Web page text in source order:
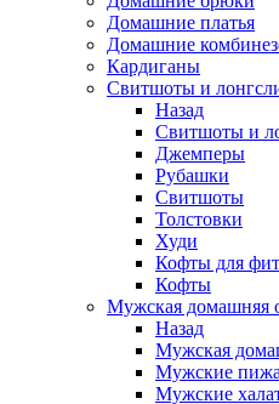
Домашние платья
Домашние
Кардиганы
Свитшоты и
Назад
Свитшоты и
Джемперы
Рубашки
Свитшоты
Толстовки
Худи
Кофты для
Кофты
Мужская домашняя
Назад
Мужская
Мужские
Мужские